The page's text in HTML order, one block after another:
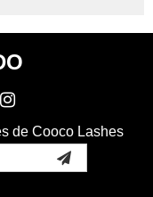
de Cooco Lashes